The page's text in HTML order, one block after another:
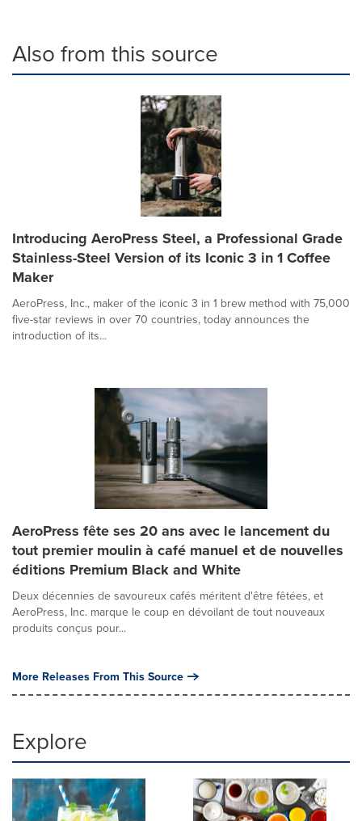
Also from this source
Introducing AeroPress Steel, a Professional Grade
Stainless-Steel Version of its Iconic 3 in 1 Coffee
Maker
AeroPress, Inc., maker of the iconic 3 in 1 brew method with 75,000
five-star reviews in over 70 countries, today announces the
introduction of its...
AeroPress fête ses 20 ans avec le lancement du
tout premier moulin à café manuel et de nouvelles
éditions Premium Black and White
Deux décennies de savoureux cafés méritent d'être fêtées, et
AeroPress, Inc. marque le coup en dévoilant de tout nouveaux
produits conçus pour...
More Releases From This Source
Explore